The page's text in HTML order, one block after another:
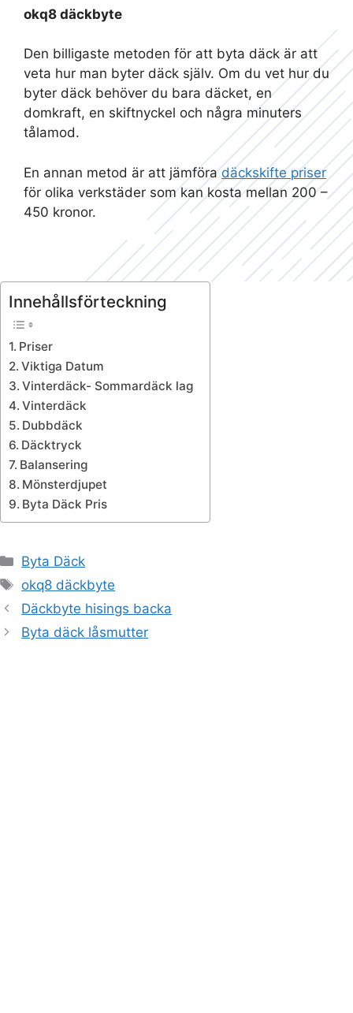
okq8 däckbyte
Den billigaste metoden för att byta däck är att
veta hur man byter däck själv. Om du vet hur du
byter däck behöver du bara däcket, en
domkraft, en skiftnyckel och några minuters
tålamod.
En annan metod är att jämföradäckskifte priser
för olika verkstäder som kan kosta mellan 200 –
450 kronor.
Innehållsförteckning
Priser
Viktiga Datum
Vinterdäck- Sommardäck lag
Vinterdäck
Dubbdäck
Däcktryck
Balansering
Mönsterdjupet
Byta Däck Pris
Kategorier
Byta Däck
Etiketter
okq8 däckbyte
Däckbyte hisings backa
Byta däck låsmutter